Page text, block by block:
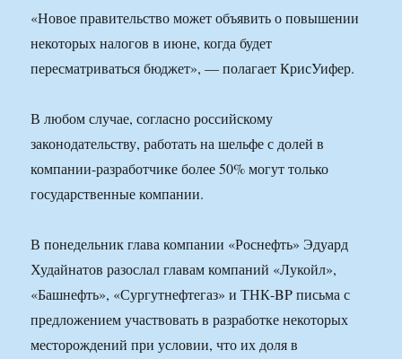
«Новое правительство может объявить о повышении
некоторых налогов в июне, когда будет
пересматриваться бюджет», — полагает КрисУифер.
В любом случае, согласно российскому
законодательству, работать на шельфе с долей в
компании-разработчике более 50% могут только
государственные компании.
В понедельник глава компании «Роснефть» Эдуард
Худайнатов разослал главам компаний «Лукойл»,
«Башнефть», «Сургутнефтегаз» и ТНК-BP письма с
предложением участвовать в разработке некоторых
месторождений при условии, что их доля в